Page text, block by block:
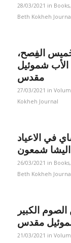
28/03/2021 in Books,
Beth Kokheh
الفِصح،
الأب شموئيل
مقدس
27/03/2021 in
Kokheh Journal
في الاعياد
شمعون
26/03/2021 in Books,
Beth Kokheh
الكبير
مقدس
21/03/2021 in